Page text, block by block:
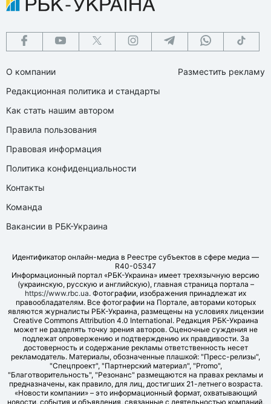
О компании
Редакционная политика и стандарты
Как стать нашим автором
Правила пользования
Правовая информация
Политика конфиденциальности
Контакты
Команда
Вакансии в РБК-Украина
Разместить рекламу
Идентификатор онлайн-медиа в Реестре субъектов в сфере медиа —
R40-05347
Информационный портал «РБК-Украина» имеет трехязычную версию
(украинскую, русскую и английскую), главная страница портала –
https://www.rbc.ua. Фотографии, изображения принадлежат их
правообладателям. Все фотографии на Портале, авторами которых
являются журналисты РБК-Украина, размещены на условиях лицензии
Creative Commons Attribution 4.0 International. Редакция РБК-Украина
может не разделять точку зрения авторов. Оценочные суждения не
подлежат опровержению и подтверждению их правдивости. За
достоверность и содержание рекламы ответственность несет
рекламодатель. Материалы, обозначенные плашкой: "Пресс-релизы",
"Спецпроект", "Партнерский материал", "Promo",
"Благотворительность", "Резонанс" размещаются на правах рекламы и
предназначены, как правило, для лиц, достигших 21-летнего возраста.
«Новости компании» – это информационный формат, охватывающий
новости, события и объявления, связанные с деятельностью компаний,